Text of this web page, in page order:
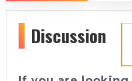
Discussion